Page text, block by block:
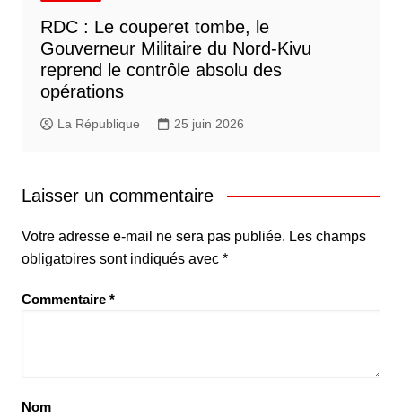
RDC : Le couperet tombe, le
Gouverneur Militaire du Nord-Kivu
reprend le contrôle absolu des
opérations
La République 25 juin 2026
Laisser un commentaire
Votre adresse e-mail ne sera pas publiée. Les champs
obligatoires sont indiqués avec *
Commentaire *
Nom